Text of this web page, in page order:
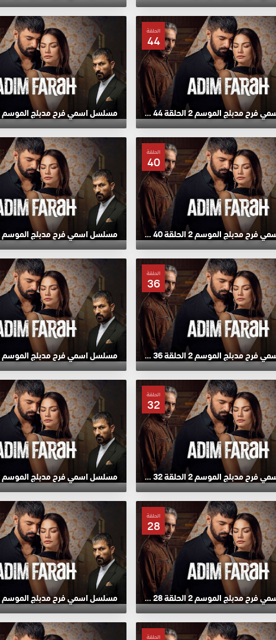
الحلقة
44
مسلسل اسمي فرح مدبلج الموسم 2 الحلقة 44 HD
الحلقة
40
مسلسل اسمي فرح مدبلج الموسم 2 الحلقة 40 HD
الحلقة
36
مسلسل اسمي فرح مدبلج الموسم 2 الحلقة 36 HD
الحلقة
32
مسلسل اسمي فرح مدبلج الموسم 2 الحلقة 32 HD
الحلقة
28
مسلسل اسمي فرح مدبلج الموسم 2 الحلقة 28 HD
الحلقة